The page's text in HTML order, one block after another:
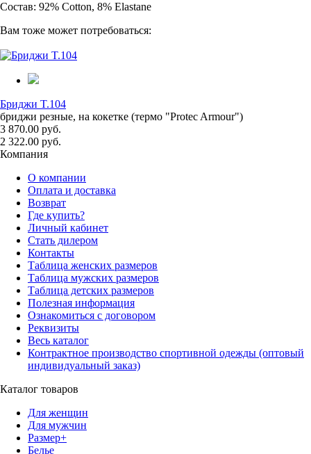
Состав: 92% Cotton, 8% Elastane
Вам тоже может потребоваться:
Бриджи T.104
бриджи резные, на кокетке (термо "Protec Armour")
3 870.00 руб.
2 322.00 руб.
Компания
О компании
Оплата и доставка
Возврат
Где купить?
Личный кабинет
Стать дилером
Контакты
Таблица женских размеров
Таблица мужских размеров
Таблица детских размеров
Полезная информация
Ознакомиться с договором
Реквизиты
Весь каталог
Контрактное производство спортивной одежды (оптовый
индивидуальный заказ)
Каталог товаров
Для женщин
Для мужчин
Размер+
Белье